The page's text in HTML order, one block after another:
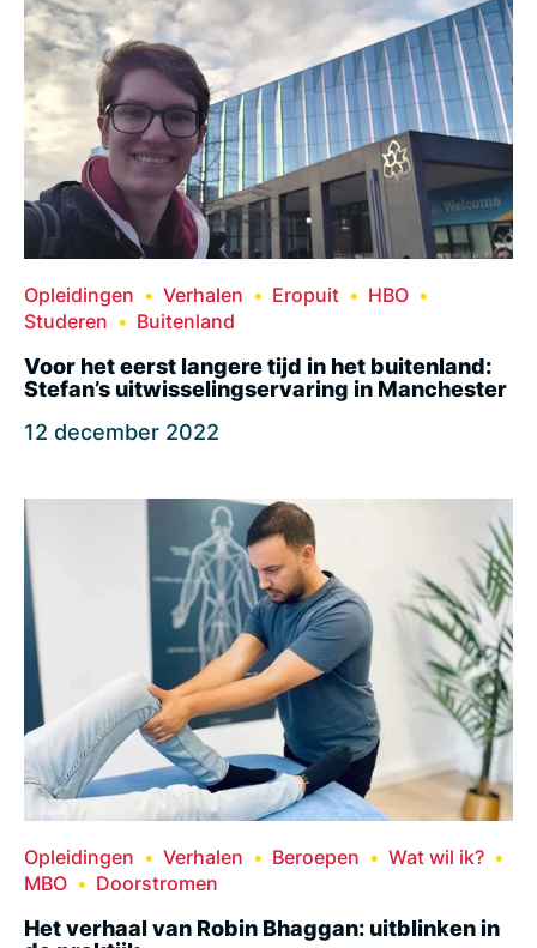
Opleidingen Verhalen Eropuit
HBO
Studeren
Buitenland
Voor het eerst langere tijd in het buitenland:
Stefan’s uitwisselingservaring in Manchester
12 december 2022
Opleidingen Verhalen Beroepen
Wat wil ik?
MBO
Doorstromen
Het verhaal van Robin Bhaggan: uitblinken in